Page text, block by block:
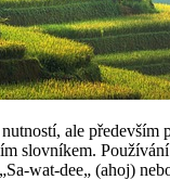
ale
slovníkem.
wat-dee„ (ahoj)